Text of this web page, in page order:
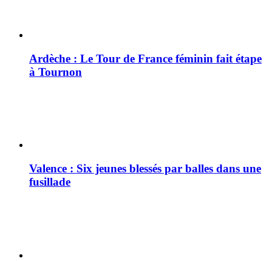
Ardèche : Le Tour de France féminin fait étape
à Tournon
Valence : Six jeunes blessés par balles dans une
fusillade